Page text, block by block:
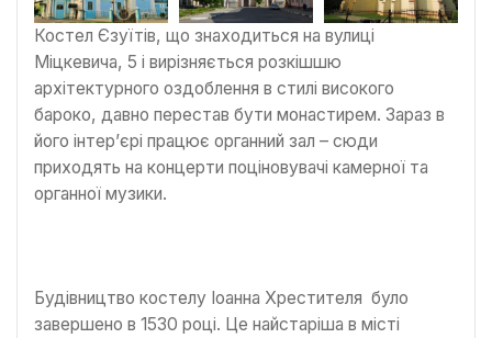
Костел Єзуїтів, що знаходиться на вулиці
Міцкевича, 5 і вирізняється розкішшю
архітектурного оздоблення в стилі високого
бароко, давно перестав бути монастирем. Зараз в
його інтер’єрі працює органний зал – сюди
приходять на концерти поціновувачі камерної та
органної музики.
Будівництво костелу Іоанна Хрестителя було
завершено в 1530 році. Це найстаріша в місті